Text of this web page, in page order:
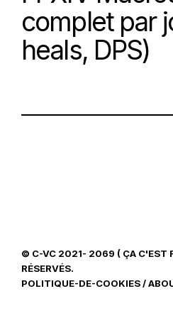
complet par
heals, DPS)
© C-VC 2021- 2069 ( ÇA C'EST
RÉSERVÉS.
POLITIQUE-DE-COOKIES/